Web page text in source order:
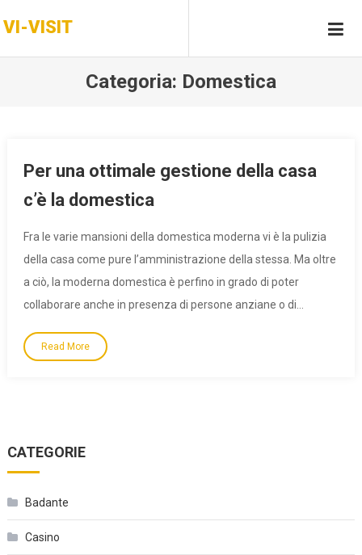
to
content
VI-VISIT
Categoria: Domestica
Per una ottimale gestione della casa
c’è la domestica
Fra le varie mansioni della domestica moderna vi è la pulizia
della casa come pure l’amministrazione della stessa. Ma oltre
a ciò, la moderna domestica è perfino in grado di poter
collaborare anche in presenza di persone anziane o di…
Read More
CATEGORIE
Badante
Casino